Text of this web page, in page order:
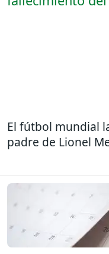
El fútbol mundial
padre de Lionel